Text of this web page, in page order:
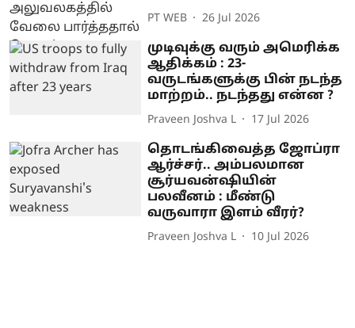
PT WEB 26 Jul 2026
முடிவுக்கு வரும் அமெரிக்க
ஆதிக்கம் : 23-
வருடங்களுக்கு பின் நடந்த
மாற்றம்.. நடந்தது என்ன ?
Praveen Joshva L 17 Jul 2026
தொடங்கிவைத்த ஜோப்ரா
ஆர்ச்சர்.. அம்பலமான
சூர்யவன்ஷியின்
பலவீனம் : மீண்டு
வருவாரா இளம் வீரர்?
Praveen Joshva L 10 Jul 2026